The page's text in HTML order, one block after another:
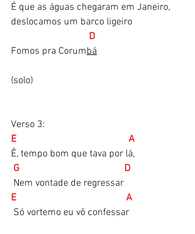
É que as águas chegaram em Janeiro,
deslocamos um barco ligeiro
D
Fomos pra Corumbá
(solo)
Verso 3:
E                                              A
Ê, tempo bom que tava por lá,
G                                           D
Nem vontade de regressar
E                                             A
Só vortemo eu vô confessar